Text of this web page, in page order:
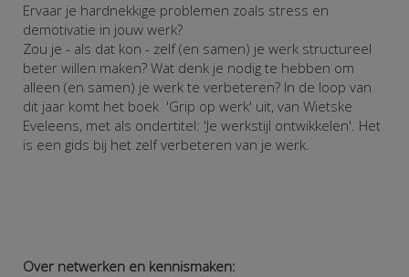
Ervaar je hardnekkige problemen zoals stress en
demotivatie in jouw werk?
Zou je - als dat kon - zelf (en samen) je werk structureel
beter willen maken? Wat denk je nodig te hebben om
alleen (en samen) je werk te verbeteren? In de loop van
dit jaar komt het boek 'Grip op werk' uit, van Wietske
Eveleens, met als ondertitel: 'Je werkstijl ontwikkelen'. Het
is een gids bij het zelf verbeteren van je werk.
Over netwerken en kennismaken: